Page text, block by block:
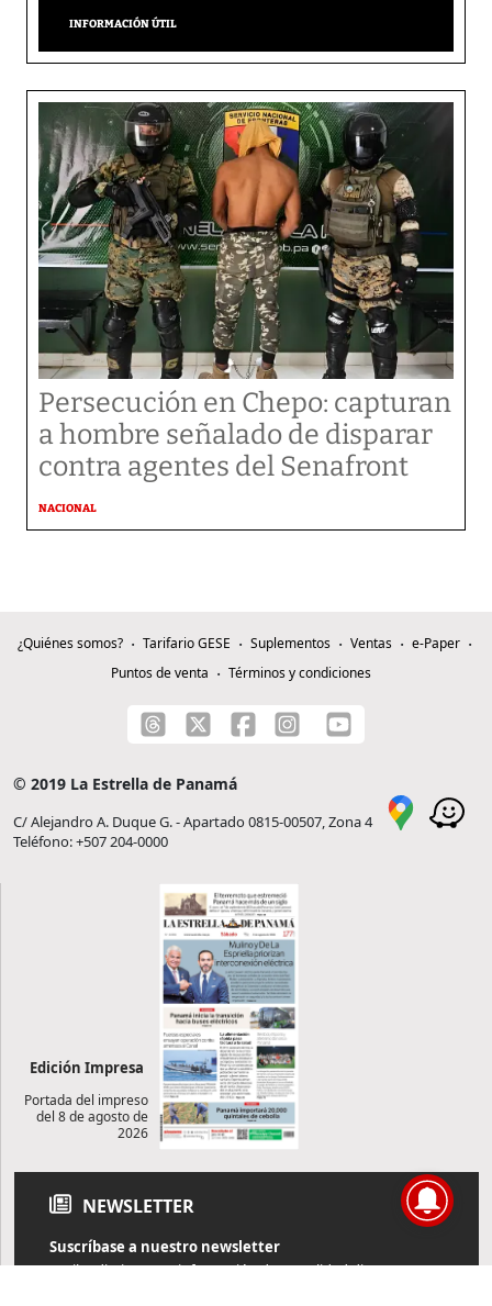
INFORMACIÓN ÚTIL
Persecución en Chepo: capturan
a hombre señalado de disparar
contra agentes del Senafront
NACIONAL
¿Quiénes somos? Tarifario GESE Suplementos Ventas
e-Paper
Puntos de venta
Términos y condiciones
© 2019 La Estrella de Panamá
C/ Alejandro A. Duque G. - Apartado 0815-00507, Zona 4
Teléfono: +507 204-0000
Edición Impresa
Portada del impreso
del 8 de agosto de
2026
NEWSLETTER
Suscríbase a nuestro newsletter
Reciba diariamente información de actualidad directamente en